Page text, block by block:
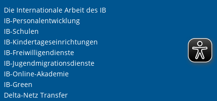
Die Internationale Arbeit des IB
IB-Personalentwicklung
IB-Schulen
IB-Kindertageseinrichtungen
IB-Freiwilligendienste
IB-Jugendmigrationsdienste
IB-Online-Akademie
IB-Green
Delta-Netz Transfer